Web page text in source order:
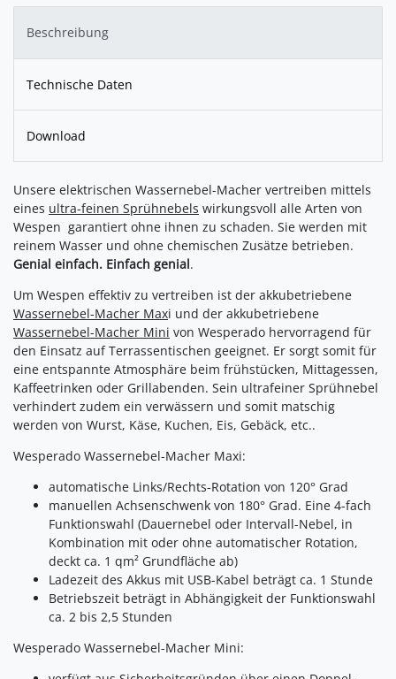
Beschreibung
Technische Daten
Download
Unsere elektrischen Wassernebel-Macher vertreiben mittels
eines ultra-feinen Sprühnebels wirkungsvoll alle Arten von
Wespen  garantiert ohne ihnen zu schaden. Sie werden mit
reinem Wasser und ohne chemischen Zusätze betrieben.
Genial einfach. Einfach genial.
Um Wespen effektiv zu vertreiben ist der akkubetriebene
Wassernebel-Macher Maxi und der akkubetriebene
Wassernebel-Macher Mini von Wesperado hervorragend für
den Einsatz auf Terrassentischen geeignet. Er sorgt somit für
eine entspannte Atmosphäre beim frühstücken, Mittagessen,
Kaffeetrinken oder Grillabenden. Sein ultrafeiner Sprühnebel
verhindert zudem ein verwässern und somit matschig
werden von Wurst, Käse, Kuchen, Eis, Gebäck, etc..
Wesperado Wassernebel-Macher Maxi:
automatische Links/Rechts-Rotation von 120° Grad
manuellen Achsenschwenk von 180° Grad. Eine 4-fach
Funktionswahl (Dauernebel oder Intervall-Nebel, in
Kombination mit oder ohne automatischer Rotation,
deckt ca. 1 qm² Grundfläche ab)
Ladezeit des Akkus mit USB-Kabel beträgt ca. 1 Stunde
Betriebszeit beträgt in Abhängigkeit der Funktionswahl
ca. 2 bis 2,5 Stunden
Wesperado Wassernebel-Macher Mini: